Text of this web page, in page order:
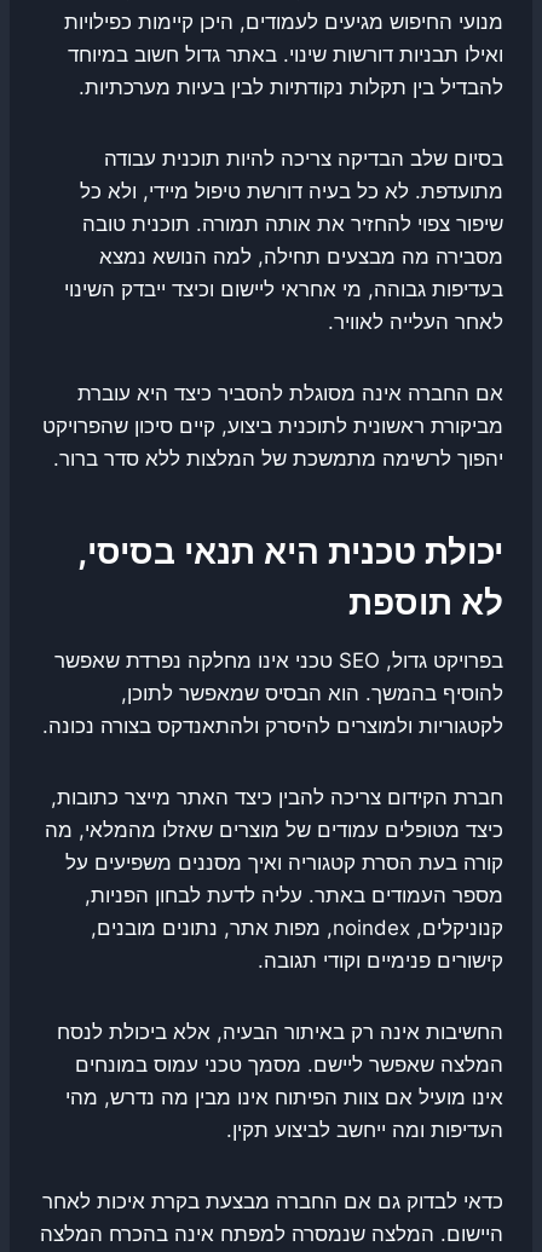
מנועי החיפוש מגיעים לעמודים, היכן קיימות כפילויות
ואילו תבניות דורשות שינוי. באתר גדול חשוב במיוחד
להבדיל בין תקלות נקודתיות לבין בעיות מערכתיות.
בסיום שלב הבדיקה צריכה להיות תוכנית עבודה
מתועדפת. לא כל בעיה דורשת טיפול מיידי, ולא כל
שיפור צפוי להחזיר את אותה תמורה. תוכנית טובה
מסבירה מה מבצעים תחילה, למה הנושא נמצא
בעדיפות גבוהה, מי אחראי ליישום וכיצד ייבדק השינוי
לאחר העלייה לאוויר.
אם החברה אינה מסוגלת להסביר כיצד היא עוברת
מביקורת ראשונית לתוכנית ביצוע, קיים סיכון שהפרויקט
יהפוך לרשימה מתמשכת של המלצות ללא סדר ברור.
יכולת טכנית היא תנאי בסיסי,
לא תוספת
בפרויקט גדול, SEO טכני אינו מחלקה נפרדת שאפשר
להוסיף בהמשך. הוא הבסיס שמאפשר לתוכן,
לקטגוריות ולמוצרים להיסרק ולהתאנדקס בצורה נכונה.
חברת הקידום צריכה להבין כיצד האתר מייצר כתובות,
כיצד מטופלים עמודים של מוצרים שאזלו מהמלאי, מה
קורה בעת הסרת קטגוריה ואיך מסננים משפיעים על
מספר העמודים באתר. עליה לדעת לבחון הפניות,
קנוניקלים, noindex, מפות אתר, נתונים מובנים,
קישורים פנימיים וקודי תגובה.
החשיבות אינה רק באיתור הבעיה, אלא ביכולת לנסח
המלצה שאפשר ליישם. מסמך טכני עמוס במונחים
אינו מועיל אם צוות הפיתוח אינו מבין מה נדרש, מהי
העדיפות ומה ייחשב לביצוע תקין.
כדאי לבדוק גם אם החברה מבצעת בקרת איכות לאחר
היישום. המלצה שנמסרה למפתח אינה בהכרח המלצה